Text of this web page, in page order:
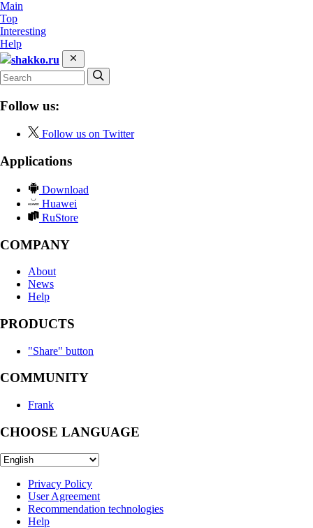
Main
Top
Interesting
Help
shakko.ru
Follow us:
Follow us on Twitter
Applications
Download
Huawei
RuStore
COMPANY
About
News
Help
PRODUCTS
"Share" button
COMMUNITY
Frank
CHOOSE LANGUAGE
Privacy Policy
User Agreement
Recommendation technologies
Help